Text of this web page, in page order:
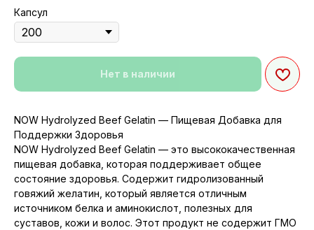
Капсул
Нет в наличии
NOW Hydrolyzed Beef Gelatin — Пищевая Добавка для
Поддержки Здоровья
NOW Hydrolyzed Beef Gelatin — это высококачественная
пищевая добавка, которая поддерживает общее
состояние здоровья. Содержит гидролизованный
говяжий желатин, который является отличным
источником белка и аминокислот, полезных для
суставов, кожи и волос. Этот продукт не содержит ГМО